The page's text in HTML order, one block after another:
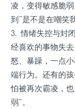
凌，变得敏感脆
到“是不是在嘲笑我
3. 情绪失控与封
经喜欢的事物失
怒、暴躁，一点
端行为。还有的
怕被再次霸凌，
弱”。